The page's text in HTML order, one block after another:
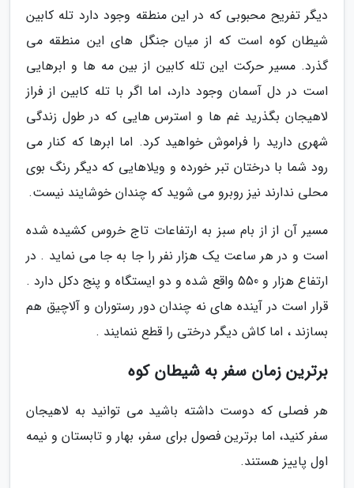
دیگر تفریح محبوبی که در این منطقه وجود دارد تله کابین
شیطان کوه است که از میان جنگل های این منطقه می
گذرد. مسیر حرکت این تله کابین از بین مه ها و ابرهایی
است در دل آسمان وجود دارد، اما اگر با تله کابین از فراز
لاهیجان بگذرید غم ها و استرس هایی که در طول زندگی
شهری دارید را فراموش خواهید کرد. اما ابرها که کنار می
رود شما با درختان تبر خورده و ویلاهایی که دیگر رنگ بوی
محلی ندارند نیز روبرو می شوید که چندان خوشایند نیست.
مسیر آن از از بام سبز به ارتفاعات تاج خروس کشیده شده
است و در هر ساعت یک هزار نفر را جا به جا می نماید . در
ارتفاع هزار و 550 واقع شده و دو ایستگاه و پنج دکل دارد .
قرار است در آینده های نه چندان دور رستوران و آلاچیق هم
بسازند ، اما کاش دیگر درختی را قطع ننمایند .
برترین زمان سفر به شیطان کوه
هر فصلی که دوست داشته باشید می توانید به لاهیجان
سفر کنید، اما برترین فصول برای سفر، بهار و تابستان و نیمه
اول پاییز هستند.